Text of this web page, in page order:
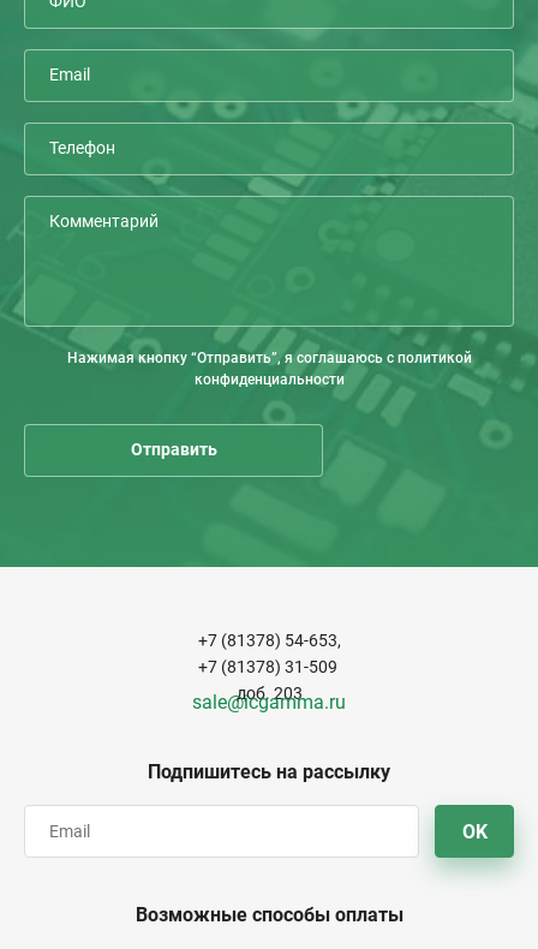
Нажимая кнопку “Отправить”, я соглашаюсь с политикой
конфиденциальности
Подпишитесь на рассылку
OK
+7 (81378) 54-653,
+7 (81378) 31-509
доб. 203
sale@icgamma.ru
Возможные способы оплаты